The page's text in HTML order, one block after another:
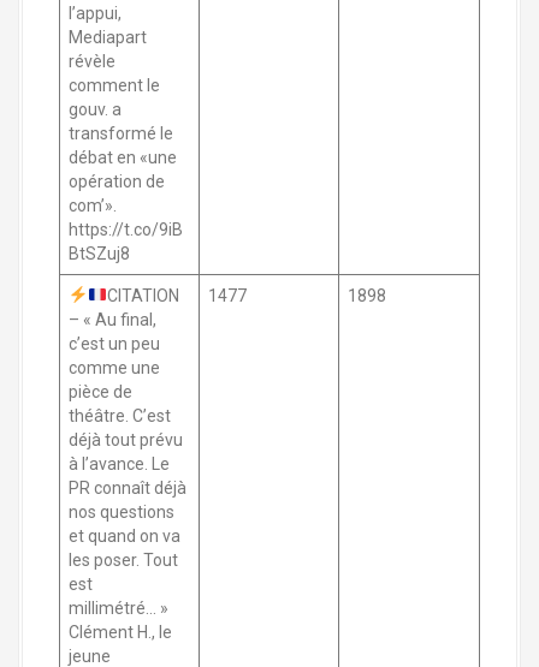
l’appui,
Mediapart
révèle
comment le
gouv. a
transformé le
débat en «une
opération de
com’».
https://t.co/9iB
BtSZuj8
CITATION
– « Au final,
c’est un peu
comme une
pièce de
théâtre. C’est
déjà tout prévu
à l’avance. Le
PR connaît déjà
nos questions
et quand on va
les poser. Tout
est
millimétré… »
Clément H., le
jeune
1477 1898